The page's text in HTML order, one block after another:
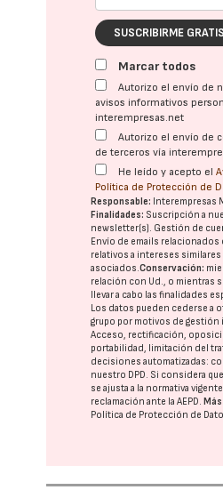
SUSCRIBIRME GRATIS
Marcar todos
Autorizo el envío de
avisos informativos
interempresas.net
Autorizo el envío de
de terceros vía
He leído y acepto el
Política de Protección de
Responsable: Interempresas
Finalidades: Suscripción a
newsletter(s). Gestión de
Envío de emails relacionados
relativos a intereses similares
asociados.Conservación:
relación con Ud., o mientras
llevar a cabo las finalidades
Los datos pueden cederse a
grupo por motivos de gestión
Acceso, rectificación,
portabilidad, limitación del
decisiones automatizadas:
nuestro DPD. Si considera
se ajusta a la normativa
reclamación ante laAEPD.
Política de Protección de